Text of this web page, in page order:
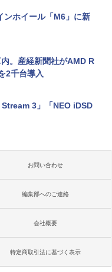
ンホイール「M6」に新
。産経新聞社がAMD R
2千台導入
3」「NEO iDSD
お問い合わせ
編集部へのご連絡
会社概要
特定商取引法に基づく表示